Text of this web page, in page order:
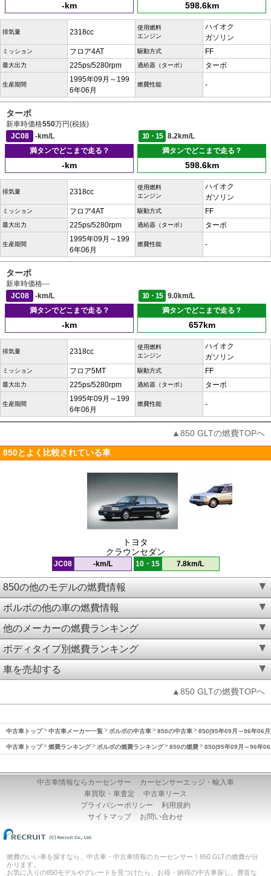
-km 598.6km
排気量 2318cc
使用燃料
エンジン
ハイオク
ガソリン
ミッション フロア4AT 駆動方式 FF
最大出力 225ps/5280rpm 過給器（ターボ） ターボ
生産期間
1995年09月～199
6年06月
燃費性能 -
ターボ
新車時価格550万円(税抜)
JC08
-km/L 10・15
8.2km/L
満タンでどこまで走る？
-km
満タンでどこまで走る？
598.6km
排気量 2318cc
使用燃料
エンジン
ハイオク
ガソリン
ミッション フロア4AT 駆動方式 FF
最大出力 225ps/5280rpm 過給器（ターボ） ターボ
生産期間
1995年09月～199
6年06月
燃費性能 -
ターボ
新車時価格---
JC08
-km/L 10・15
9.0km/L
満タンでどこまで走る？
-km
満タンでどこまで走る？
657km
排気量 2318cc
使用燃料
エンジン
ハイオク
ガソリン
ミッション フロア5MT 駆動方式 FF
最大出力 225ps/5280rpm 過給器（ターボ） ターボ
生産期間
1995年09月～199
6年06月
燃費性能 -
▲850 GLTの燃費TOPへ
850とよく比較されている車
トヨタ
クラウンセダン
JC08 -km/L 10・15 7.8km/L
850の他のモデルの燃費情報
ボルボの他の車の燃費情報
他のメーカーの燃費ランキング
ボディタイプ別燃費ランキング
車を売却する
▲850 GLTの燃費TOPへ
中古車トップ 中古車メーカー一覧 ボルボの中古車 850の中古車 850(95年09月～96年06月
中古車トップ 燃費ランキング ボルボの燃費ランキング 850の燃費 850(95年09月～96年06
中古車情報ならカーセンサー
カーセンサーエッジ・輸入車
車買取・車査定
中古車リース
プライバシーポリシー
利用規約
サイトマップ
お問い合わせ
燃費のいい車を探すなら、中古車・中古車情報のカーセンサー！850 GLTの燃費が分
かります。
お気に入りの850モデルやグレードを見つけたら、お得・納得の中古車探し。豊富な